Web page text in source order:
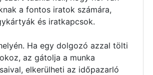
a fontos iratok számára,
és iratkapcsok.
Ha egy dolgozó azzal tölti
az gátolja a munka
elkerülheti az időpazarló